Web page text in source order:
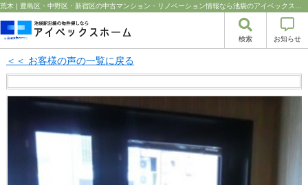
検索 お知らせ
＜＜ お客様の声の一覧に戻る